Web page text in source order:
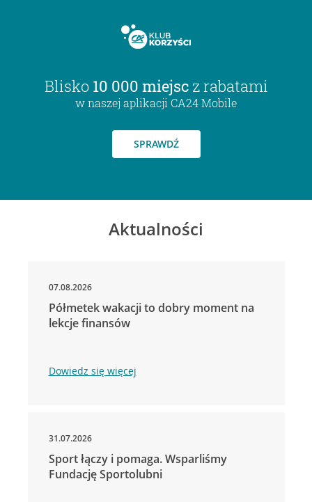
Blisko 10 000 miejsc z rabatami
w naszej aplikacji CA24 Mobile
SPRAWDŹ
Aktualności
07.08.2026
Półmetek wakacji to dobry moment na
lekcje finansów
Dowiedz się więcej
31.07.2026
Sport łączy i pomaga. Wsparliśmy
Fundację Sportolubni